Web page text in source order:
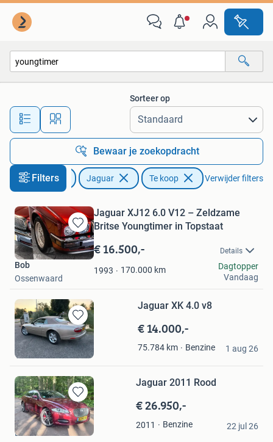
Alle afstanden…
Sorteer op
Bewaar je zoekopdracht
Filters
Auto's Jaguar Te koop Verwijder filters
Bewaren
in
Mijn
Favorieten
Jaguar XJ12 6.0 V12 – Zeldzame
Britse Youngtimer in Topstaat
€ 16.500,- Details
1993 170.000 km
Bob
Ossenwaard
Dagtopper
Vandaag
Bewaren
in
Mijn
Favorieten
Jaguar XK 4.0 v8
€ 14.000,-
75.784 km Benzine
youngtimer
Voorschoten
1 aug 26
Bewaren
in
Mijn
Favorieten
Jaguar 2011 Rood
€ 26.950,-
2011 Benzine
ivar
Breda
22 jul 26